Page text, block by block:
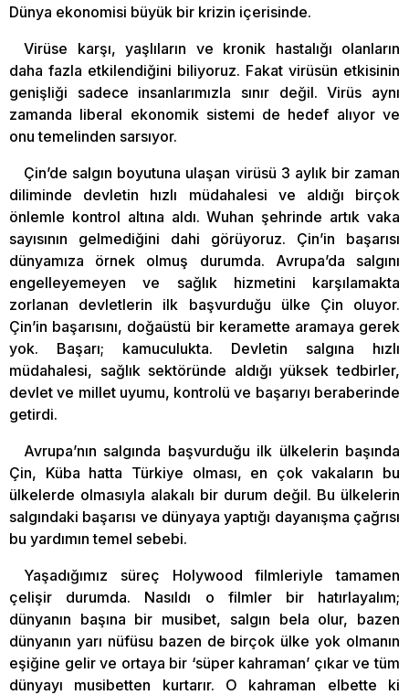
Dünya ekonomisi büyük bir krizin içerisinde.
Virüse karşı, yaşlıların ve kronik hastalığı olanların
daha fazla etkilendiğini biliyoruz. Fakat virüsün etkisinin
genişliği sadece insanlarımızla sınır değil. Virüs aynı
zamanda liberal ekonomik sistemi de hedef alıyor ve
onu temelinden sarsıyor.
Çin’de salgın boyutuna ulaşan virüsü 3 aylık bir zaman
diliminde devletin hızlı müdahalesi ve aldığı birçok
önlemle kontrol altına aldı. Wuhan şehrinde artık vaka
sayısının gelmediğini dahi görüyoruz. Çin’in başarısı
dünyamıza örnek olmuş durumda. Avrupa’da salgını
engelleyemeyen ve sağlık hizmetini karşılamakta
zorlanan devletlerin ilk başvurduğu ülke Çin oluyor.
Çin’in başarısını, doğaüstü bir keramette aramaya gerek
yok. Başarı; kamuculukta. Devletin salgına hızlı
müdahalesi, sağlık sektöründe aldığı yüksek tedbirler,
devlet ve millet uyumu, kontrolü ve başarıyı beraberinde
getirdi.
Avrupa’nın salgında başvurduğu ilk ülkelerin başında
Çin, Küba hatta Türkiye olması, en çok vakaların bu
ülkelerde olmasıyla alakalı bir durum değil. Bu ülkelerin
salgındaki başarısı ve dünyaya yaptığı dayanışma çağrısı
bu yardımın temel sebebi.
Yaşadığımız süreç Holywood filmleriyle tamamen
çelişir durumda. Nasıldı o filmler bir hatırlayalım;
dünyanın başına bir musibet, salgın bela olur, bazen
dünyanın yarı nüfüsu bazen de birçok ülke yok olmanın
eşiğine gelir ve ortaya bir ‘süper kahraman’ çıkar ve tüm
dünyayı musibetten kurtarır. O kahraman elbette ki